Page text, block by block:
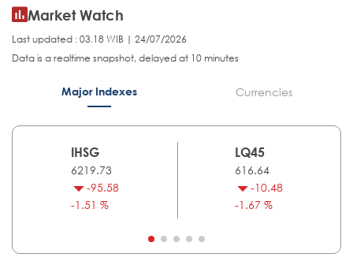
Market Watch
Last updated : 03.18 WIB | 24/07/2026
Data is a realtime snapshot, delayed at 10 minutes
Major Indexes Currencies
IHSG
6219.73
-95.58
-1.51 %
LQ45
616.64
-10.48
-1.67 %